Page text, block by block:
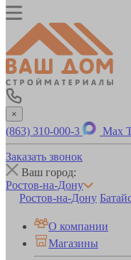
×
(863) 310-000-3 Max
Заказать звонок
Ваш город:
Ростов-на-Дону
Ростов-на-Дону
О компании
Магазины